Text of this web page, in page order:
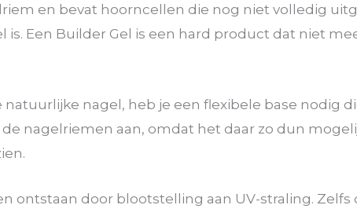
en bevat hoorncellen die nog niet volledig
is. Een Builder Gel is een hard product dat niet
nagel, heb je een flexibele base nodig
nagelriemen aan, omdat het daar zo dun
ontstaan door blootstelling aan UV-straling.